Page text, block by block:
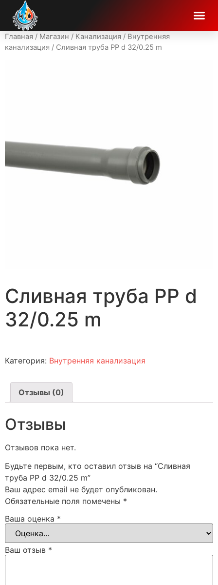
Главная / Магазин / Канализация / Внутренняя
канализация / Cливная труба PP d 32/0.25 m
Cливная труба PP d
32/0.25 m
Категория: Внутренняя канализация
Отзывы (0)
Отзывы
Отзывов пока нет.
Будьте первым, кто оставил отзыв на “Cливная
труба PP d 32/0.25 m”
Ваш адрес email не будет опубликован.
Обязательные поля помечены *
Ваша оценка *
Ваш отзыв *